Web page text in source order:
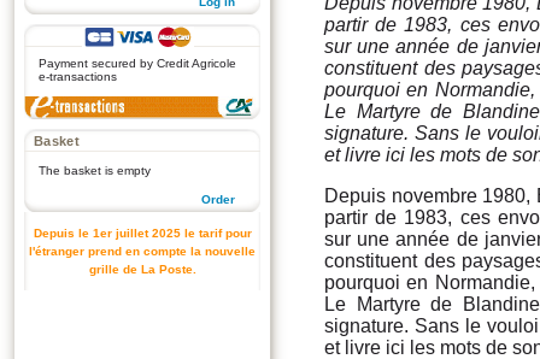
Payment secured by Credit Agricole
e-transactions
Basket
The basket is empty
Order
Depuis le 1er juillet 2025 le tarif pour
l'étranger prend en compte la nouvelle
grille de La Poste.
partir de 1983, ces
sur une année de
constituent des
pourquoi en
Le Martyre de
signature. Sans le
et livre ici les mots de
Depuis novembre
partir de 1983, ces
sur une année de
constituent des
pourquoi en
Le Martyre de
signature. Sans le
et livre ici les mots de